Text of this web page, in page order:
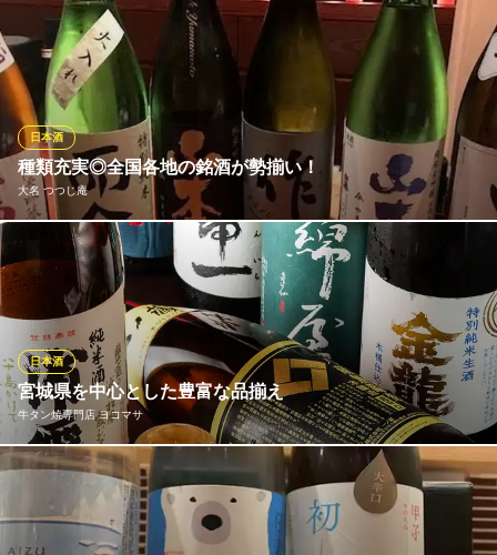
種類充実◎全国各地の銘酒が勢揃い！
大名 つつじ庵
日本酒
つつじ庵は料理だけでなく日本酒や焼酎に力を入れ、全国各地の
銘酒を厳選して仕入れています。山口の獺祭、福岡の田中六五な
ど人気の銘酒が揃いぶみ！日本酒好きの方はぜひ飲み比べもお楽
しみください。手軽に楽しめるグラスでの提供もしているので、
気軽なちょい飲みにもぜひ。※冬場の時期は生酒になります。
大名 つつじ庵
大名の個室居酒屋
市営地下鉄赤坂駅 徒歩3分
福岡県福岡市中央区大名2-9-2 福岡共栄火災ビル1F・B1
宮城県を中心とした豊富な品揃え
牛タン焼専門店 ヨコマサ
日本酒
日本酒も宮城県産をメインに取り揃え。“手づくりの仕込みによる
高品質の酒造り”を掲げ伝統的な地酒を醸造している「一ノ蔵」
と、宮城県塩竈市に蔵を構え"品格のある酒"を目指す老舗『佐浦酒